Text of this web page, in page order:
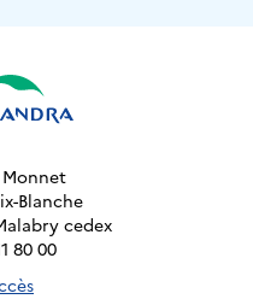
Monnet
Blanche
cedex
80 00